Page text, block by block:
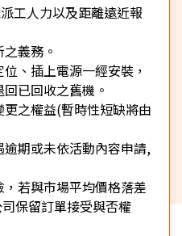
工人力以及距離遠近報
義務。
、插上電源一經安裝，
已回收之舊機。
之權益(暫時性短缺將由
期或未依活動內容申請,
若與市場平均價格落差
保留訂單接受與否權